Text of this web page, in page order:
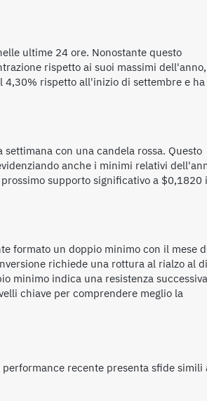
ultime 24 ore. Nonostante questo
rispetto ai suoi massimi dell'anno,
4,30% rispetto all'inizio di settembre e ha
con una candela rossa. Questo
anche i minimi relativi
supporto significativo a $0,1820
formato un doppio minimo con il mese
richiede una rottura al rialzo al di
minimo indica una resistenza successiva
chiave per comprendere meglio la
recente presenta sfide simili